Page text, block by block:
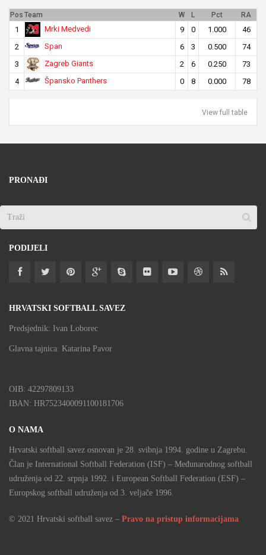
Pos Team W L Pct RA
1 Mrki Medvedi 9 0 1.000
46
2
Span 6 3 0.500
74
3
Zagreb Giants 2 6 0.250
73
4
Špansko Panthers 0 8 0.000 78
View full table
PRONAĐI
PODIJELI
HRVATSKI SOFTBALL SAVEZ
Predsjednik: Ivan Loborec
Glavna tajnica: Katarina Pavor
OIB: 42297809133
IBAN: HR7523400091100181706
O NAMA
Hrvatski softball savez osnovan je 28. svibnja 1994. godine u Zagrebu.
Član je International Softball Federation (ISF) – Međunarodnog softball
udruženja od 22. srpnja 1992. i European Softball Federation (ESF) –
Europskog softball udruženja od 3. veljače 1996.
© 2021 Hrvatski softball savez – Pravo na pristup informacijama